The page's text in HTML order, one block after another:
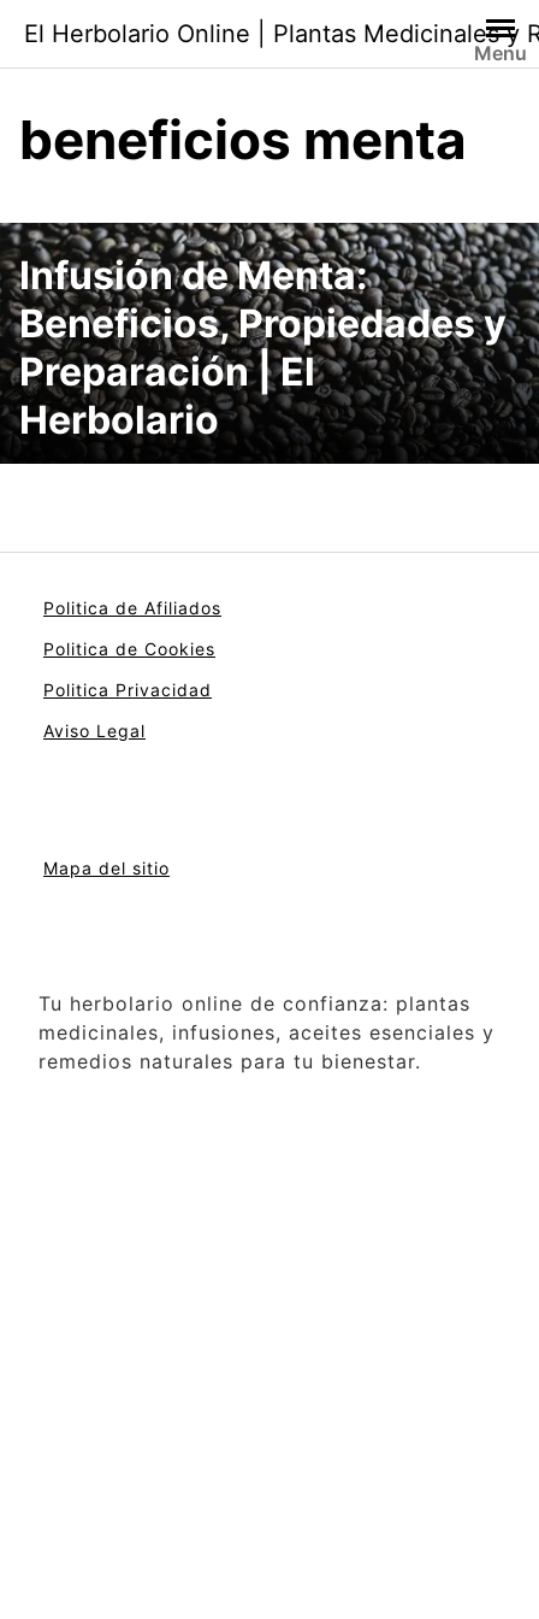
contenido
El Herbolario Online | Plantas Medicinales y
Menu
beneficios menta
Infusión de Menta:
Beneficios, Propiedades y
Preparación | El
Herbolario
Politica de Afiliados
Politica de Cookies
Politica Privacidad
Aviso Legal
Mapa del sitio
Tu herbolario online de confianza: plantas
medicinales, infusiones, aceites esenciales y
remedios naturales para tu bienestar.